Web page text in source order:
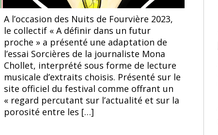
Illustration par Axelle Orlando
A l’occasion des Nuits de Fourvière 2023,
le collectif « A définir dans un futur
proche » a présenté une adaptation de
l’essai Sorcières de la journaliste Mona
Chollet, interprété sous forme de lecture
musicale d’extraits choisis. Présenté sur le
site officiel du festival comme offrant un
« regard percutant sur l’actualité et sur la
porosité entre les […]